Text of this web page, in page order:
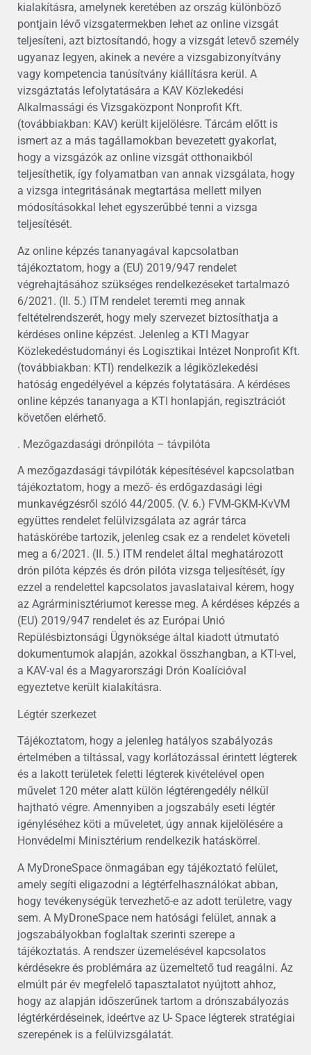
kialakításra, amelynek keretében az ország különböző
pontjain lévő vizsgatermekben lehet az online vizsgát
teljesíteni, azt biztosítandó, hogy a vizsgát letevő személy
ugyanaz legyen, akinek a nevére a vizsgabizonyítvány
vagy kompetencia tanúsítvány kiállításra kerül. A
vizsgáztatás lefolytatására a KAV Közlekedési
Alkalmassági és Vizsgaközpont Nonprofit Kft.
(továbbiakban: KAV) került kijelölésre. Tárcám előtt is
ismert az a más tagállamokban bevezetett gyakorlat,
hogy a vizsgázók az online vizsgát otthonaikból
teljesíthetik, így folyamatban van annak vizsgálata, hogy
a vizsga integritásának megtartása mellett milyen
módosításokkal lehet egyszerűbbé tenni a vizsga
teljesítését.
Az online képzés tananyagával kapcsolatban
tájékoztatom, hogy a (EU) 2019/947 rendelet
végrehajtásához szükséges rendelkezéseket tartalmazó
6/2021. (II. 5.) ITM rendelet teremti meg annak
feltételrendszerét, hogy mely szervezet biztosíthatja a
kérdéses online képzést. Jelenleg a KTI Magyar
Közlekedéstudományi és Logisztikai Intézet Nonprofit Kft.
(továbbiakban: KTI) rendelkezik a légiközlekedési
hatóság engedélyével a képzés folytatására. A kérdéses
online képzés tananyaga a KTI honlapján, regisztrációt
követően elérhető.
. Mezőgazdasági drónpilóta – távpilóta
A mezőgazdasági távpilóták képesítésével kapcsolatban
tájékoztatom, hogy a mező- és erdőgazdasági légi
munkavégzésről szóló 44/2005. (V. 6.) FVM-GKM-KvVM
együttes rendelet felülvizsgálata az agrár tárca
hatáskörébe tartozik, jelenleg csak ez a rendelet követeli
meg a 6/2021. (II. 5.) ITM rendelet által meghatározott
drón pilóta képzés és drón pilóta vizsga teljesítését, így
ezzel a rendelettel kapcsolatos javaslataival kérem, hogy
az Agrárminisztériumot keresse meg. A kérdéses képzés a
(EU) 2019/947 rendelet és az Európai Unió
Repülésbiztonsági Ügynöksége által kiadott útmutató
dokumentumok alapján, azokkal összhangban, a KTI-vel,
a KAV-val és a Magyarországi Drón Koalícióval
egyeztetve került kialakításra.
Légtér szerkezet
Tájékoztatom, hogy a jelenleg hatályos szabályozás
értelmében a tiltással, vagy korlátozással érintett légterek
és a lakott területek feletti légterek kivételével open
művelet 120 méter alatt külön légtérengedély nélkül
hajtható végre. Amennyiben a jogszabály eseti légtér
igényléséhez köti a műveletet, úgy annak kijelölésére a
Honvédelmi Minisztérium rendelkezik hatáskörrel.
A MyDroneSpace önmagában egy tájékoztató felület,
amely segíti eligazodni a légtérfelhasználókat abban,
hogy tevékenységük tervezhető-e az adott területre, vagy
sem. A MyDroneSpace nem hatósági felület, annak a
jogszabályokban foglaltak szerinti szerepe a
tájékoztatás. A rendszer üzemelésével kapcsolatos
kérdésekre és problémára az üzemeltető tud reagálni. Az
elmúlt pár év megfelelő tapasztalatot nyújtott ahhoz,
hogy az alapján időszerűnek tartom a drónszabályozás
légtérkérdéseinek, ideértve az U- Space légterek stratégiai
szerepének is a felülvizsgálatát.